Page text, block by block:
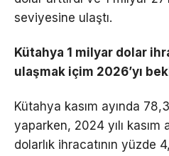
seviyesine ulaştı.
Kütahya 1 milyar dolar
ulaşmak içim 2026’yı
Kütahya kasım ayında
yaparken, 2024 yılı kasım
dolarlık ihracatının yüzde